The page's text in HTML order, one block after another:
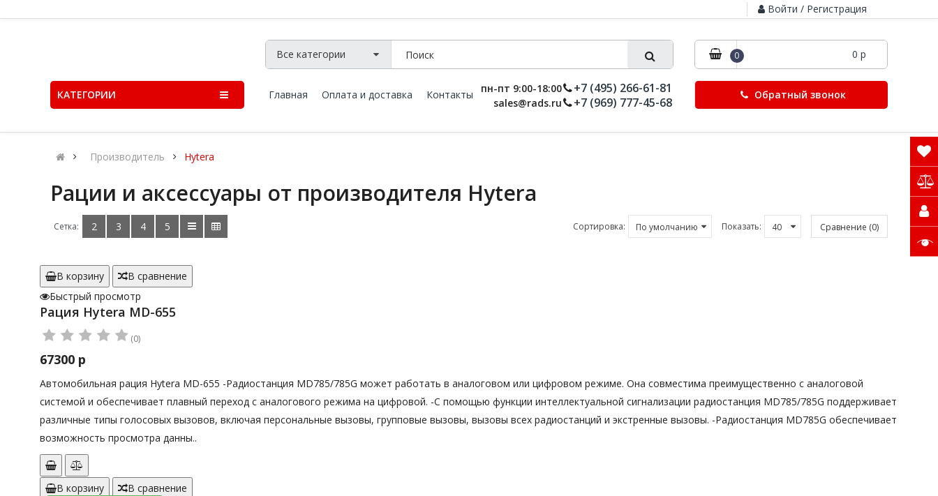
Войти / Регистрация
0 0 р
КАТЕГОРИИ Главная Оплата и доставка Контакты
пн-пт 9:00-18:00
sales@rads.ru
+7 (495) 266-61-81
+7 (969) 777-45-68
Обратный звонок
Производитель Hytera
Рации и аксессуары от производителя Hytera
Сетка: 2 3 4 5 Сортировка: Показать: Сравнение (0)
В корзину
В сравнение
Быстрый просмотр
Рация Hytera MD-655
(0)
67300 р
Автомобильная рация Hytera MD-655 -Радиостанция MD785/785G может работать в аналоговом или цифровом режиме. Она совместима преимущественно с аналоговой
системой и обеспечивает плавный переход с аналогового режима на цифровой. -С помощью функции интеллектуальной сигнализации радиостанция MD785/785G поддерживает
различные типы голосовых вызовов, включая персональные вызовы, групповые вызовы, вызовы всех радиостанций и экстренные вызовы. -Радиостанция MD785G обеспечивает
возможность просмотра данны..
В корзину
В сравнение